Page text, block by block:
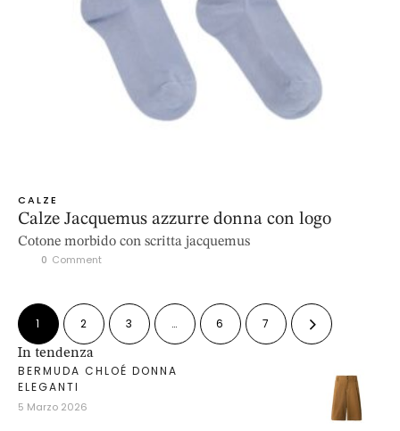
CALZE
Calze Jacquemus azzurre donna con logo
Cotone morbido con scritta jacquemus
0 Comment
1 2 3 … 6 7
In tendenza
BERMUDA CHLOÉ DONNA
ELEGANTI
5 Marzo 2026